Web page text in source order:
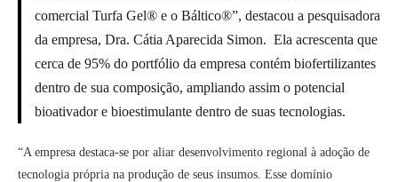
comercial Turfa Gel® e o Báltico®”, destacou a pesquisadora
da empresa, Dra. Cátia Aparecida Simon. Ela acrescenta que
cerca de 95% do portfólio da empresa contém biofertilizantes
dentro de sua composição, ampliando assim o potencial
bioativador e bioestimulante dentro de suas tecnologias.
“A empresa destaca-se por aliar desenvolvimento regional à adoção de
tecnologia própria na produção de seus insumos. Esse domínio